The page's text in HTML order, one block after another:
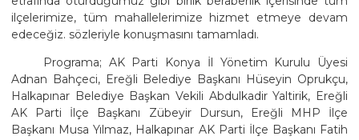
ilçelerimize, tüm mahallelerimize hizmet etmeye devam
edeceğiz. sözleriyle konuşmasını tamamladı.
Programa; AK Parti Konya İl Yönetim Kurulu Üyesi
Adnan Bahçeci, Ereğli Belediye Başkanı Hüseyin Oprukçu,
Halkapınar Belediye Başkan Vekili Abdulkadir Yaltirik, Ereğli
AK Parti İlçe Başkanı Zübeyir Dursun, Ereğli MHP İlçe
Başkanı Musa Yılmaz, Halkapınar AK Parti İlçe Başkanı Fatih